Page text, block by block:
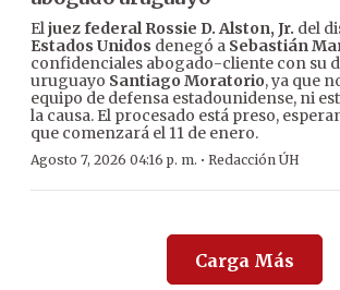
Eljuez federal Rossie D. Alston, Jr. del
Estados Unidos denegó a Sebastián
confidenciales abogado-cliente con su
uruguayo Santiago Moratorio, ya que
equipo de defensa estadounidense, ni
la causa. El procesado está preso,
que comenzará el 11 de enero.
Agosto 7, 2026 04:16 p. m. · Redacción ÚH
Carga Más